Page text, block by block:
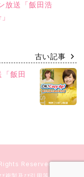
放送「飯田浩
古い記事
飯田
Reserved.